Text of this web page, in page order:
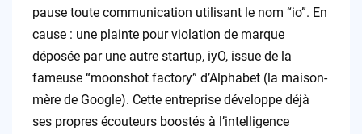
pause toute communication utilisant le nom “io”. En
cause : une plainte pour violation de marque
déposée par une autre startup, iyO, issue de la
fameuse “moonshot factory” d’Alphabet (la maison-
mère de Google). Cette entreprise développe déjà
ses propres écouteurs boostés à l’intelligence